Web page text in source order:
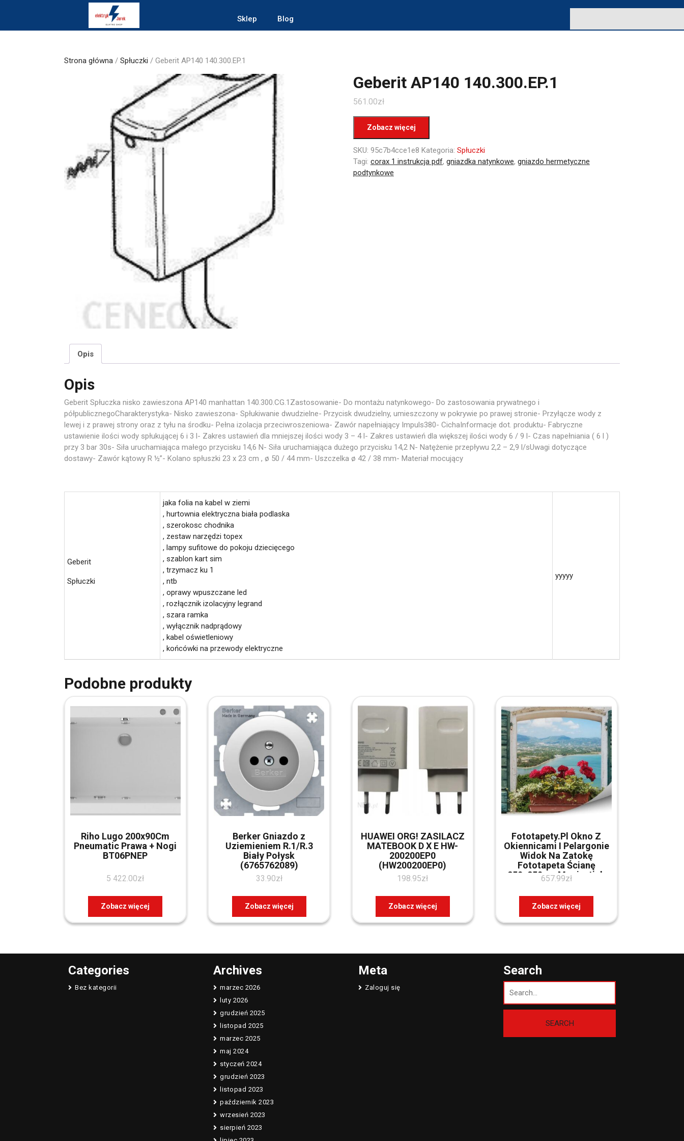
Sklep Blog
Strona główna / Spłuczki / Geberit AP140 140.300.EP.1
Geberit AP140 140.300.EP.1
561.00zł
Zobacz więcej
SKU: 95c7b4cce1e8 Kategoria: Spłuczki
Tagi: corax 1 instrukcja pdf, gniazdka natynkowe, gniazdo hermetyczne
podtynkowe
Opis
Opis
Geberit Spłuczka nisko zawieszona AP140 manhattan 140.300.CG.1Zastosowanie- Do montażu natynkowego- Do zastosowania prywatnego i
półpublicznegoCharakterystyka- Nisko zawieszona- Spłukiwanie dwudzielne- Przycisk dwudzielny, umieszczony w pokrywie po prawej stronie- Przyłącze wody z
lewej i z prawej strony oraz z tyłu na środku- Pełna izolacja przeciwroszeniowa- Zawór napełniający Impuls380- CichaInformacje dot. produktu- Fabryczne
ustawienie ilości wody spłukującej 6 i 3 l- Zakres ustawień dla mniejszej ilości wody 3 – 4 l- Zakres ustawień dla większej ilości wody 6 / 9 l- Czas napełniania ( 6 l )
przy 3 bar 30s- Siła uruchamiająca małego przycisku 14,6 N- Siła uruchamiająca dużego przycisku 14,2 N- Natężenie przepływu 2,2 – 2,9 l/sUwagi dotyczące
dostawy- Zawór kątowy R ½”- Kolano spłuszki 23 x 23 cm , ø 50 / 44 mm- Uszczelka ø 42 / 38 mm- Materiał mocujący
Geberit
Spłuczki
jaka folia na kabel w ziemi
, hurtownia elektryczna biała podlaska
, szerokosc chodnika
, zestaw narzędzi topex
, lampy sufitowe do pokoju dziecięcego
, szablon kart sim
, trzymacz ku 1
, ntb
, oprawy wpuszczane led
, rozłącznik izolacyjny legrand
, szara ramka
, wyłącznik nadprądowy
, kabel oświetleniowy
, końcówki na przewody elektryczne
yyyyy
Podobne produkty
Riho Lugo 200x90Cm
Pneumatic Prawa + Nogi
BT06PNEP
5 422.00zł
Zobacz więcej
Berker Gniazdo z
Uziemieniem R.1/R.3
Biały Połysk
(6765762089)
33.90zł
Zobacz więcej
HUAWEI ORG! ZASILACZ
MATEBOOK D X E HW-
200200EP0
(HW200200EP0)
198.95zł
Zobacz więcej
Fototapety.Pl Okno Z
Okiennicami I Pelargonie
Widok Na Zatokę
Fototapeta Ścianę
250x250cm Magicstick
657.99zł
Zobacz więcej
Categories
Bez kategorii
Archives
marzec 2026
luty 2026
grudzień 2025
listopad 2025
marzec 2025
maj 2024
styczeń 2024
grudzień 2023
listopad 2023
październik 2023
wrzesień 2023
sierpień 2023
Meta
Zaloguj się
Search